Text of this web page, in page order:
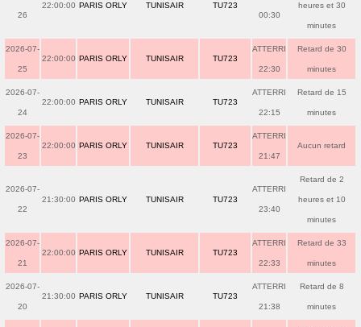
26
22:00:00 PARIS ORLY TUNISAIR TU723
00:30
heures et 30
minutes
2026-07-
25
22:00:00 PARIS ORLY TUNISAIR TU723
ATTERRI
22:30
Retard de 30
minutes
2026-07-
24
22:00:00 PARIS ORLY TUNISAIR TU723
ATTERRI
22:15
Retard de 15
minutes
2026-07-
23
22:00:00 PARIS ORLY TUNISAIR TU723
ATTERRI
21:47
Aucun retard
2026-07-
22
21:30:00 PARIS ORLY TUNISAIR TU723
ATTERRI
23:40
Retard de 2
heures et 10
minutes
2026-07-
21
22:00:00 PARIS ORLY TUNISAIR TU723
ATTERRI
22:33
Retard de 33
minutes
2026-07-
20
21:30:00 PARIS ORLY TUNISAIR TU723
ATTERRI
21:38
Retard de 8
minutes